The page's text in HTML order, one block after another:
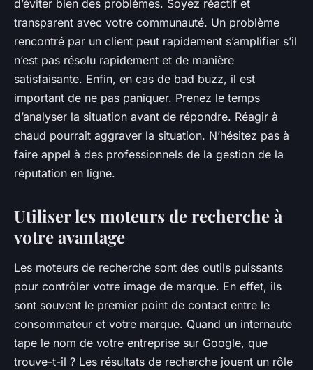
d’éviter bien des problèmes. Soyez réactif et
transparent avec votre communauté. Un problème
rencontré par un client peut rapidement s’amplifier s’il
n’est pas résolu rapidement et de manière
satisfaisante. Enfin, en cas de bad buzz, il est
important de ne pas paniquer. Prenez le temps
d’analyser la situation avant de répondre. Réagir à
chaud pourrait aggraver la situation. N’hésitez pas à
faire appel à des professionnels de la gestion de la
réputation en ligne.
Utiliser les moteurs de recherche à
votre avantage
Les moteurs de recherche sont des outils puissants
pour contrôler votre image de marque. En effet, ils
sont souvent le premier point de contact entre le
consommateur et votre marque. Quand un internaute
tape le nom de votre entreprise sur Google, que
trouve-t-il ? Les résultats de recherche jouent un rôle